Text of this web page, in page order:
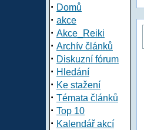
· Domů
· akce
· Akce_Reiki
· Archív článků
· Diskuzní fórum
· Hledání
· Ke stažení
· Témata článků
· Top 10
· Kalendář akcí